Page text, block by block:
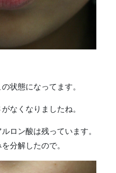
状態になってます。
なくなりましたね。
ロン酸は残っています。
分解したので。